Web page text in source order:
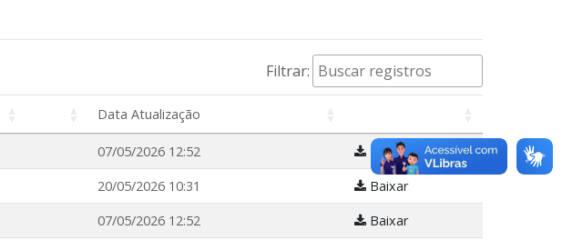
Filtrar:
Data Atualização
07/05/2026 12:52
Baixar
20/05/2026 10:31
Baixar
07/05/2026 12:52
Baixar